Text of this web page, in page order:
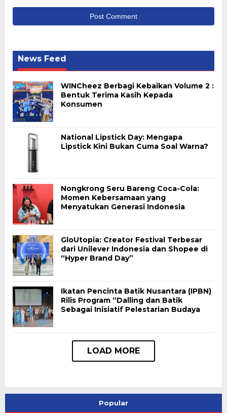
News Feed
WINCheez Berbagi Kebaikan Volume 2 :
Bentuk Terima Kasih Kepada
Konsumen
National Lipstick Day: Mengapa
Lipstick Kini Bukan Cuma Soal Warna?
Nongkrong Seru Bareng Coca-Cola:
Momen Kebersamaan yang
Menyatukan Generasi Indonesia
GloUtopia: Creator Festival Terbesar
dari Unilever Indonesia dan Shopee di
“Hyper Brand Day”
Ikatan Pencinta Batik Nusantara (IPBN)
Rilis Program “Dalling dan Batik
Sebagai Inisiatif Pelestarian Budaya
Popular